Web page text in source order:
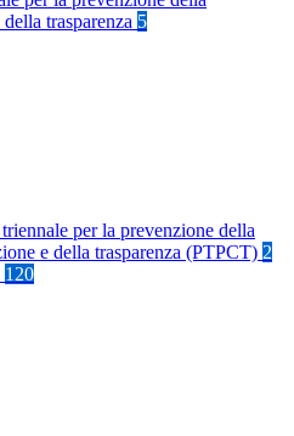
trasparenza 5
per la prevenzione della
e della trasparenza (PTPCT) 2
120